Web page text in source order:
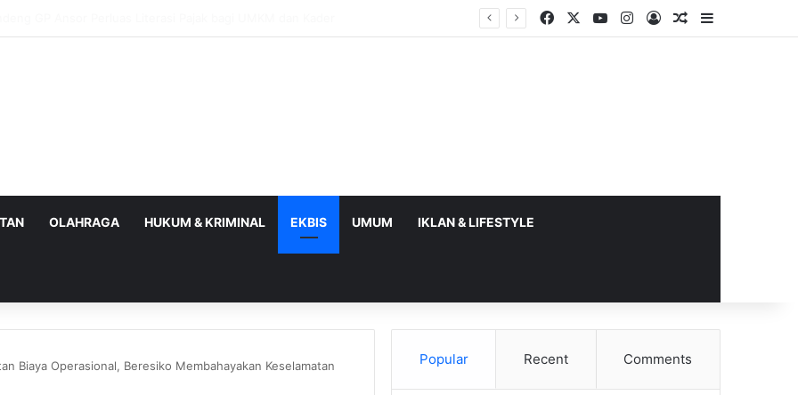
Facebook YouTubeInstagram
Log InRandom Article
OLAHRAGA HUKUM & KRIMINAL EKBIS UMUM IKLAN & LIFESTYLE
Biaya Operasional, Beresiko Membahayakan Keselamatan
Popular Recent Comments